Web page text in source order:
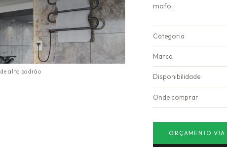
alto padrão
mofo.
Categoria
Marca
Disponibilidade
Onde comprar
ORÇAMENTO VIA